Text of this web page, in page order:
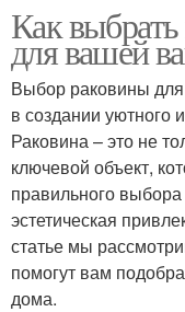
Как
для вашей
Выбор раковины
в создании уютного
Раковина – это не
ключевой объект,
правильного
эстетическая
статье мы
помогут вам
дома.